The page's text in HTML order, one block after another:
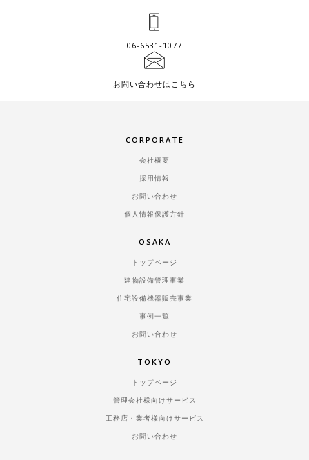
06-6531-1077
お問い合わせはこちら
CORPORATE
会社概要
採用情報
お問い合わせ
個人情報保護方針
OSAKA
トップページ
建物設備管理事業
住宅設備機器販売事業
事例一覧
お問い合わせ
TOKYO
トップページ
管理会社様向けサービス
工務店・業者様向けサービス
お問い合わせ